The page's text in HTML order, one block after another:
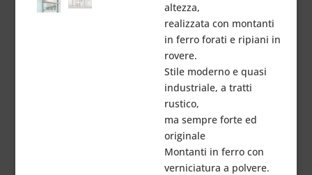
altezza,
realizzata con montanti
in ferro forati e ripiani in
rovere.
Stile moderno e quasi
industriale, a tratti
rustico,
ma sempre forte ed
originale
Montanti in ferro con
verniciatura a polvere.